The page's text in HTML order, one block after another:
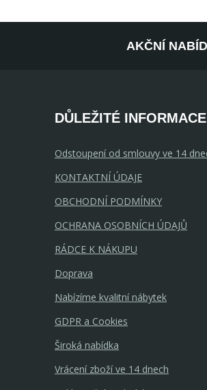
AKČNÍ
DŮLEŽITÉ INFORMACE
Odstoupení od smlouvy ve 14
KONTAKTNÍ ÚDAJE
OBCHODNÍ PODMÍNKY
OCHRANA OSOBNÍCH ÚDAJŮ
RÁDCE K NÁKUPU
Doprava
Nabízíme kvalitní nábytek
GDPR a Cookies
Široká nabídka
Vrácení zboží ve 14 dnech